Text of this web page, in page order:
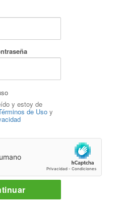
y estoy de
de Usoy